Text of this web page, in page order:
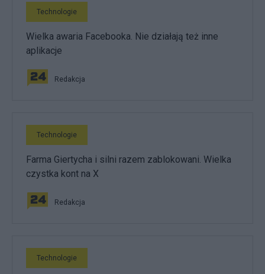
Technologie
Wielka awaria Facebooka. Nie działają też inne
aplikacje
Redakcja
Technologie
Farma Giertycha i silni razem zablokowani. Wielka
czystka kont na X
Redakcja
Technologie